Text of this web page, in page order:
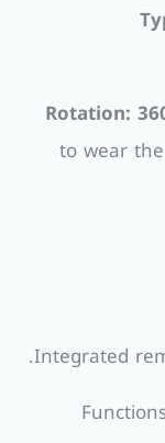
Rotation:
to wear
Integrated